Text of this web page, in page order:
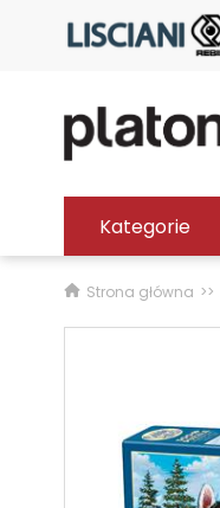
Kategorie
Strona główna